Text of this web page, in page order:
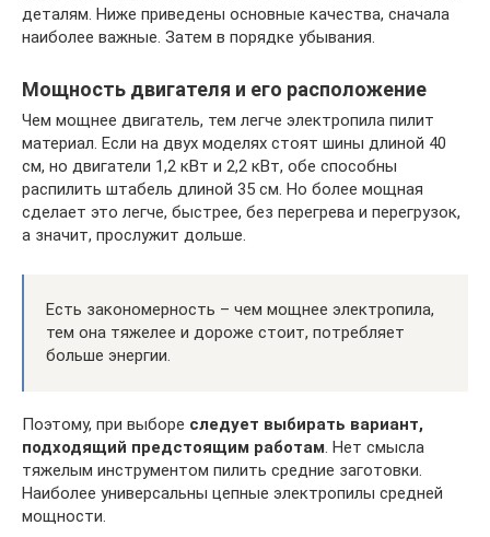
деталям. Ниже приведены основные качества, сначала
наиболее важные. Затем в порядке убывания.
Мощность двигателя и его расположение
Чем мощнее двигатель, тем легче электропила пилит
материал. Если на двух моделях стоят шины длиной 40
см, но двигатели 1,2 кВт и 2,2 кВт, обе способны
распилить штабель длиной 35 см. Но более мощная
сделает это легче, быстрее, без перегрева и перегрузок,
а значит, прослужит дольше.
Есть закономерность – чем мощнее электропила,
тем она тяжелее и дороже стоит, потребляет
больше энергии.
Поэтому, при выборе следует выбирать вариант,
подходящий предстоящим работам. Нет смысла
тяжелым инструментом пилить средние заготовки.
Наиболее универсальны цепные электропилы средней
мощности.